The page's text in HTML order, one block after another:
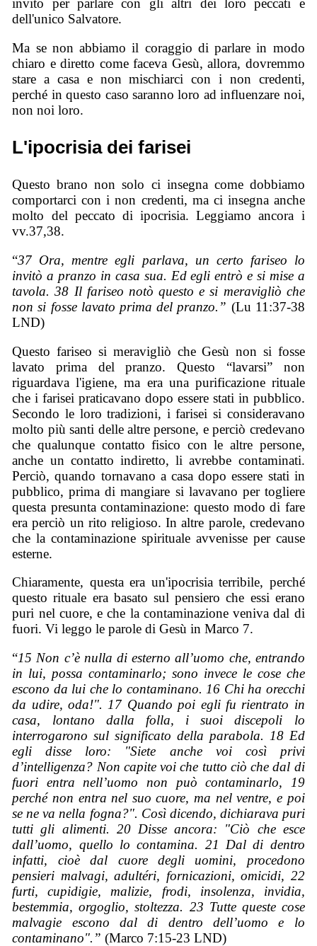
invito per parlare con gli altri dei loro peccati e
dell'unico Salvatore.
Ma se non abbiamo il coraggio di parlare in modo
chiaro e diretto come faceva Gesù, allora, dovremmo
stare a casa e non mischiarci con i non credenti,
perché in questo caso saranno loro ad influenzare noi,
non noi loro.
L'ipocrisia dei farisei
Questo brano non solo ci insegna come dobbiamo
comportarci con i non credenti, ma ci insegna anche
molto del peccato di ipocrisia. Leggiamo ancora i
vv.37,38.
“37 Ora, mentre egli parlava, un certo fariseo lo
invitò a pranzo in casa sua. Ed egli entrò e si mise a
tavola. 38 Il fariseo notò questo e si meravigliò che
non si fosse lavato prima del pranzo.” (Lu 11:37-38
LND)
Questo fariseo si meravigliò che Gesù non si fosse
lavato prima del pranzo. Questo “lavarsi” non
riguardava l'igiene, ma era una purificazione rituale
che i farisei praticavano dopo essere stati in pubblico.
Secondo le loro tradizioni, i farisei si consideravano
molto più santi delle altre persone, e perciò credevano
che qualunque contatto fisico con le altre persone,
anche un contatto indiretto, li avrebbe contaminati.
Perciò, quando tornavano a casa dopo essere stati in
pubblico, prima di mangiare si lavavano per togliere
questa presunta contaminazione: questo modo di fare
era perciò un rito religioso. In altre parole, credevano
che la contaminazione spirituale avvenisse per cause
esterne.
Chiaramente, questa era un'ipocrisia terribile, perché
questo rituale era basato sul pensiero che essi erano
puri nel cuore, e che la contaminazione veniva dal di
fuori. Vi leggo le parole di Gesù in Marco 7.
“15 Non c’è nulla di esterno all’uomo che, entrando
in lui, possa contaminarlo; sono invece le cose che
escono da lui che lo contaminano. 16 Chi ha orecchi
da udire, oda!". 17 Quando poi egli fu rientrato in
casa, lontano dalla folla, i suoi discepoli lo
interrogarono sul significato della parabola. 18 Ed
egli disse loro: "Siete anche voi così privi
d’intelligenza? Non capite voi che tutto ciò che dal di
fuori entra nell’uomo non può contaminarlo, 19
perché non entra nel suo cuore, ma nel ventre, e poi
se ne va nella fogna?". Così dicendo, dichiarava puri
tutti gli alimenti. 20 Disse ancora: "Ciò che esce
dall’uomo, quello lo contamina. 21 Dal di dentro
infatti, cioè dal cuore degli uomini, procedono
pensieri malvagi, adultéri, fornicazioni, omicidi, 22
furti, cupidigie, malizie, frodi, insolenza, invidia,
bestemmia, orgoglio, stoltezza. 23 Tutte queste cose
malvagie escono dal di dentro dell’uomo e lo
contaminano".” (Marco 7:15-23 LND)